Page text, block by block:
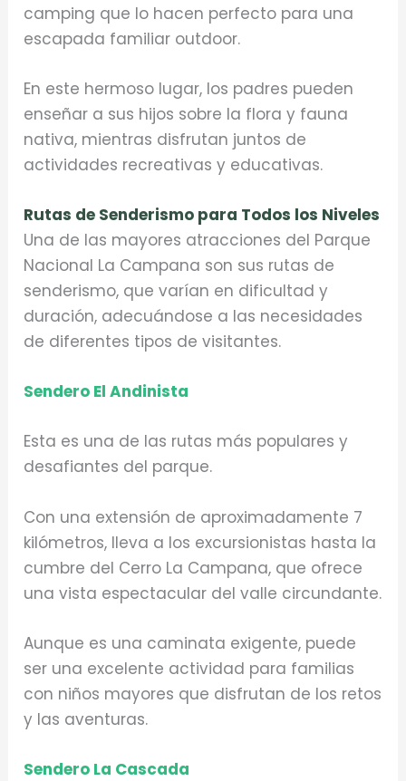
camping que lo hacen perfecto para una
escapada familiar outdoor.
En este hermoso lugar, los padres pueden
enseñar a sus hijos sobre la flora y fauna
nativa, mientras disfrutan juntos de
actividades recreativas y educativas.
Rutas de Senderismo para Todos los Niveles
Una de las mayores atracciones del Parque
Nacional La Campana son sus rutas de
senderismo, que varían en dificultad y
duración, adecuándose a las necesidades
de diferentes tipos de visitantes.
Sendero El Andinista
Esta es una de las rutas más populares y
desafiantes del parque.
Con una extensión de aproximadamente 7
kilómetros, lleva a los excursionistas hasta la
cumbre del Cerro La Campana, que ofrece
una vista espectacular del valle circundante.
Aunque es una caminata exigente, puede
ser una excelente actividad para familias
con niños mayores que disfrutan de los retos
y las aventuras.
Sendero La Cascada